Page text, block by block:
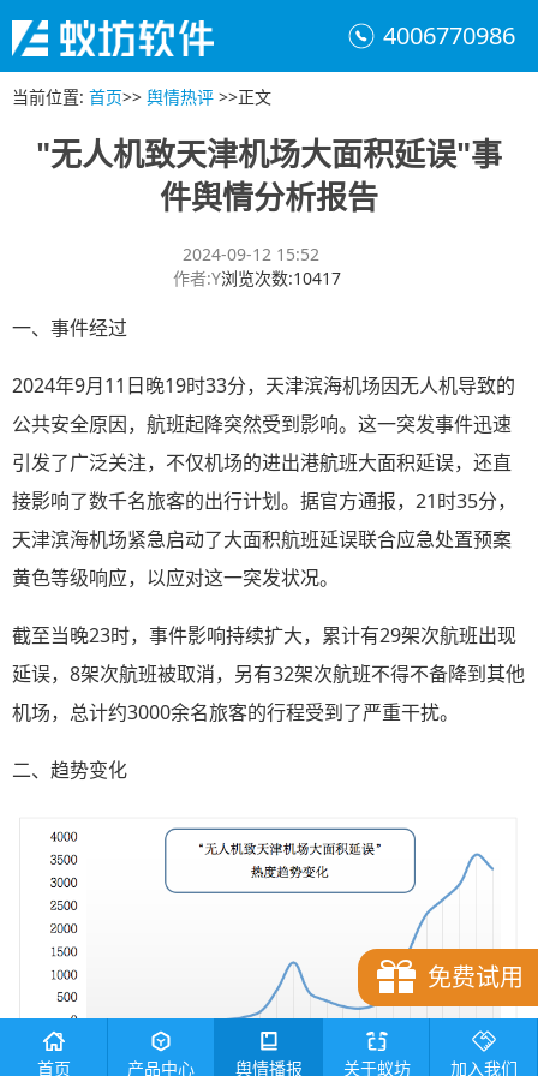
4006770986
当前位置: 首页>> 舆情热评 >>正文
"无人机致天津机场大面积延误"事
件舆情分析报告
2024-09-12 15:52
作者:Y浏览次数:10417
一、事件经过
2024年9月11日晚19时33分，天津滨海机场因无人机导致的
公共安全原因，航班起降突然受到影响。这一突发事件迅速
引发了广泛关注，不仅机场的进出港航班大面积延误，还直
接影响了数千名旅客的出行计划。据官方通报，21时35分，
天津滨海机场紧急启动了大面积航班延误联合应急处置预案
黄色等级响应，以应对这一突发状况。
截至当晚23时，事件影响持续扩大，累计有29架次航班出现
延误，8架次航班被取消，另有32架次航班不得不备降到其他
机场，总计约3000余名旅客的行程受到了严重干扰。
二、趋势变化
免费试用
首页 产品中心 舆情播报 关于蚁坊 加入我们